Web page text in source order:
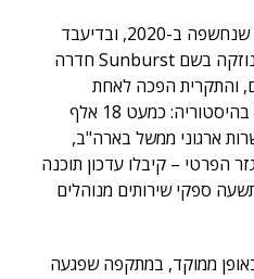
תחילת הפרשה במתקפת סייבר שנחשפה ב-2020, ובדיעבד
התברר שהחלה כבר ב-2019. נוזקה בשם Sunburst חדרה
והתקרית הפכה לאחת
ממתקפות הסייבר המשמעותיות בהיסטוריה: כמעט 18 אלף
ארגוני ממשל בארה"ב,
הפרטי – קיבלו עדכון תוכנה
ספקי שירותים מנוהלים
ממוקד, במתקפה שפגעה